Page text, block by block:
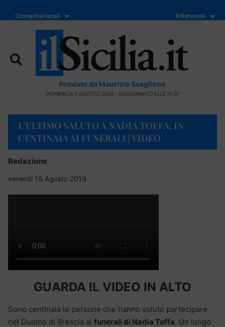
Cronache locali Il Network
Fondato da Maurizio Scaglione
DOMENICA 9 AGOSTO 2026 - AGGIORNATO ALLE 19:07
L’ULTIMO SALUTO A NADIA TOFFA, IN
CENTINAIA AI FUNERALI | VIDEO
Redazione
venerdì 16 Agosto 2019
GUARDA IL VIDEO IN ALTO
Sono centinaia le persone che hanno voluto partecipare
nel Duomo di Brescia ai funerali di Nadia Toffa. Un lungo